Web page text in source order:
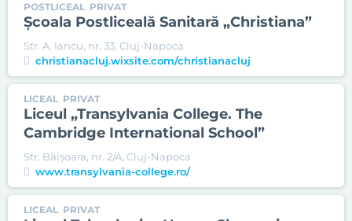
POSTLICEAL PRIVAT
Şcoala Postliceală Sanitară „Christiana”
Str. A. Iancu, nr. 33, Cluj-Napoca
christianacluj.wixsite.com/christianacluj
LICEAL PRIVAT
Liceul „Transylvania College. The
Cambridge International School”
Str. Băişoara, nr. 2/A, Cluj-Napoca
www.transylvania-college.ro/
LICEAL PRIVAT